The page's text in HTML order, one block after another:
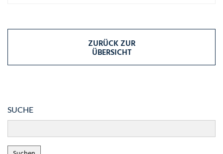
ZURÜCK ZUR
ÜBERSICHT
SUCHE